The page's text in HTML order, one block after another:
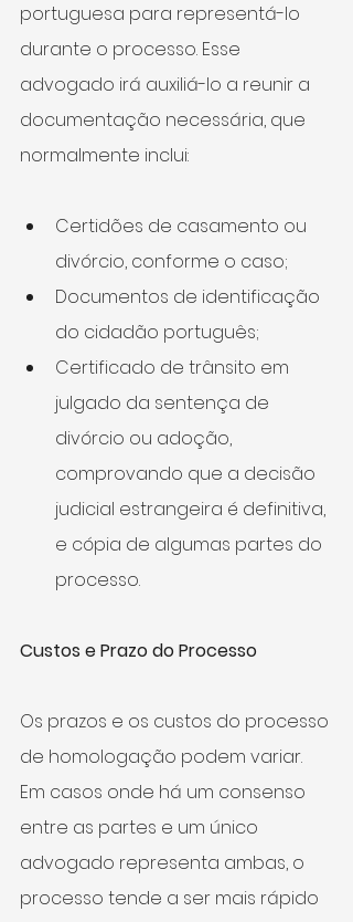
portuguesa para representá-lo
durante o processo. Esse
advogado irá auxiliá-lo a reunir a
documentação necessária, que
normalmente inclui:
Certidões de casamento ou
divórcio, conforme o caso;
Documentos de identificação
do cidadão português;
Certificado de trânsito em
julgado da sentença de
divórcio ou adoção,
comprovando que a decisão
judicial estrangeira é definitiva,
e cópia de algumas partes do
processo.
Custos e Prazo do Processo
Os prazos e os custos do processo
de homologação podem variar.
Em casos onde há um consenso
entre as partes e um único
advogado representa ambas, o
processo tende a ser mais rápido